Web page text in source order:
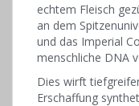
echtem Fleisch
an dem
und das Imperial
menschliche DNA
Dies wirft
Erschaffung